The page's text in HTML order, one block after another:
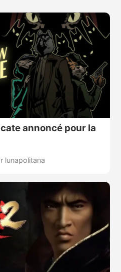
annoncé pour la
lunapolitana